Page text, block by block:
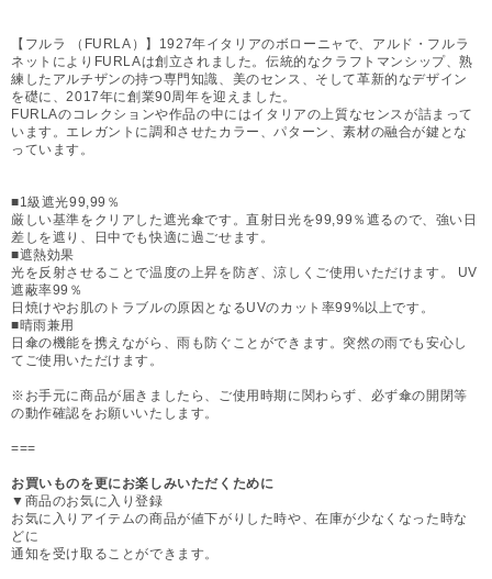
【フルラ （FURLA）】1927年イタリアのボローニャで、アルド・フルラ
ネットによりFURLAは創立されました。伝統的なクラフトマンシップ、熟
練したアルチザンの持つ専門知識、美のセンス、そして革新的なデザイン
を礎に、2017年に創業90周年を迎えました。
FURLAのコレクションや作品の中にはイタリアの上質なセンスが詰まって
います。エレガントに調和させたカラー、パターン、素材の融合が鍵とな
っています。
■1級遮光99,99％
厳しい基準をクリアした遮光傘です。直射日光を99,99％遮るので、強い日
差しを遮り、日中でも快適に過ごせます。
■遮熱効果
光を反射させることで温度の上昇を防ぎ、涼しくご使用いただけます。 UV
遮蔽率99％
日焼けやお肌のトラブルの原因となるUVのカット率99%以上です。
■晴雨兼用
日傘の機能を携えながら、雨も防ぐことができます。突然の雨でも安心し
てご使用いただけます。
※お手元に商品が届きましたら、ご使用時期に関わらず、必ず傘の開閉等
の動作確認をお願いいたします。
===
お買いものを更にお楽しみいただくために
▼商品のお気に入り登録
お気に入りアイテムの商品が値下がりした時や、在庫が少なくなった時な
どに
通知を受け取ることができます。